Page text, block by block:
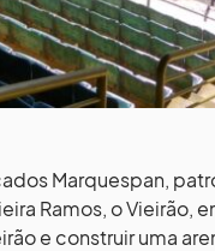
Marquespan,
Ramos, o Vieirão,
e construir uma